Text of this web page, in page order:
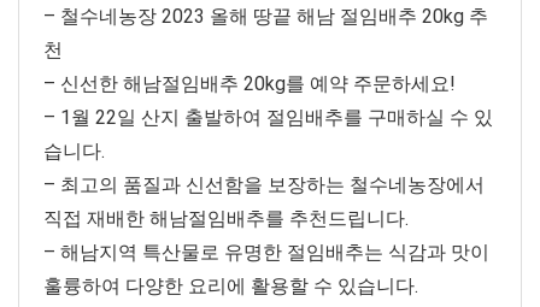
– 철수네농장 2023 올해 땅끝 해남 절임배추 20kg 추
천
– 신선한 해남절임배추 20kg를 예약 주문하세요!
– 1월 22일 산지 출발하여 절임배추를 구매하실 수 있
습니다.
– 최고의 품질과 신선함을 보장하는 철수네농장에서
직접 재배한 해남절임배추를 추천드립니다.
– 해남지역 특산물로 유명한 절임배추는 식감과 맛이
훌륭하여 다양한 요리에 활용할 수 있습니다.